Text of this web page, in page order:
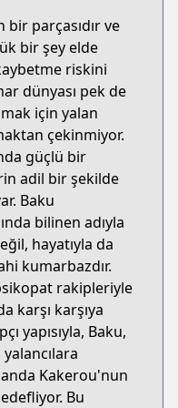
bir parçasıdır ve
bir şey elde
riskini
dünyası pek de
için yalan
çekinmiyor.
güçlü bir
adil bir şekilde
Baku
bilinen adıyla
hayatıyla da
kumarbazdır.
rakipleriyle
karşı karşıya
yapısıyla, Baku,
Kakerou'nun
Bu